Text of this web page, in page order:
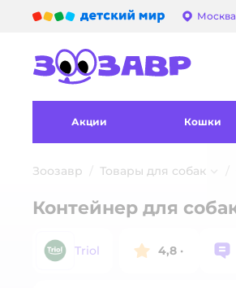
Акции Кошки
Зоозавр Товары для собак
Контейнер для
Triol 4,8 ·